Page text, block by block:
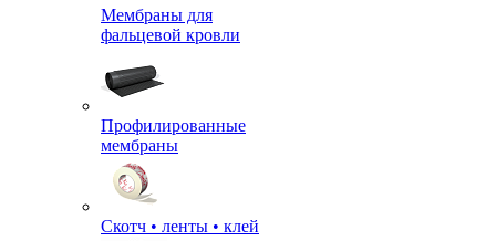
Мембраны для
фальцевой кровли
Профилированные
мембраны
Скотч • ленты • клей